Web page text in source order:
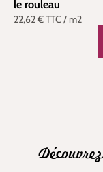
22,62 €TTC / m2
le rouleau